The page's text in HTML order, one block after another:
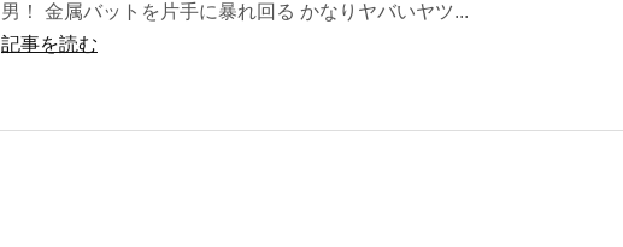
男！ 金属バットを片手に暴れ回る かなりヤバいヤツ...
記事を読む